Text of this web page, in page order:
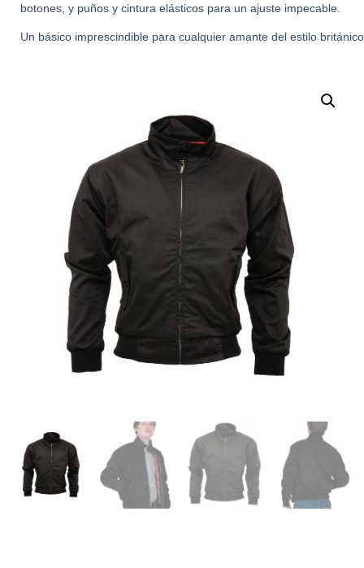
botones, y puños y cintura elásticos para un ajuste impecable.
Un básico imprescindible para cualquier amante del estilo